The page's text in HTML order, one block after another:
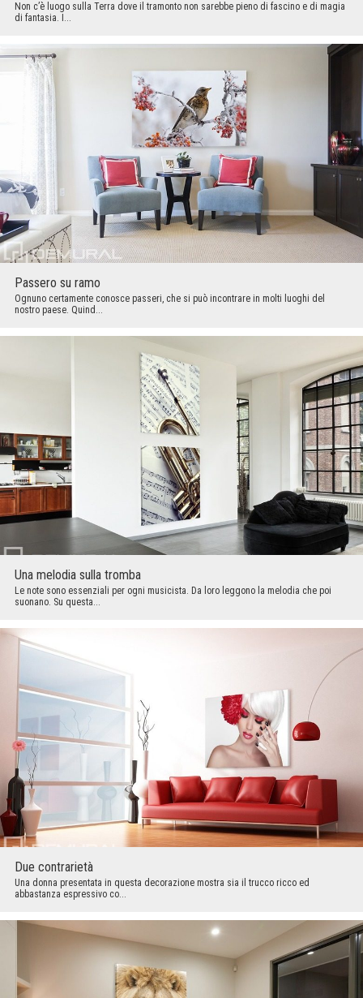
Non c’è luogo sulla Terra dove il tramonto non sarebbe pieno di fascino e di magia
di fantasia. I...
Passero su ramo
Ognuno certamente conosce passeri, che si può incontrare in molti luoghi del
nostro paese. Quind...
Una melodia sulla tromba
Le note sono essenziali per ogni musicista. Da loro leggono la melodia che poi
suonano. Su questa...
Due contrarietà
Una donna presentata in questa decorazione mostra sia il trucco ricco ed
abbastanza espressivo co...